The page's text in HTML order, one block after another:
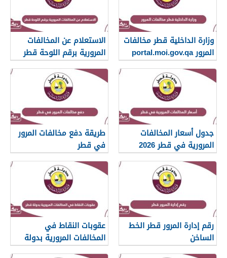
وزارة الداخلية قطر مخالفات
المرور portal.moi.gov.qa
الاستعلام عن المخالفات
المرورية برقم اللوحة قطر
جدول أسعار المخالفات
المرورية في قطر 2026
طريقة دفع مخالفات المرور
في قطر
رقم إدارة المرور قطر الخط
الساخن
عقوبات النقاط في
المخالفات المرورية بدولة
قطر